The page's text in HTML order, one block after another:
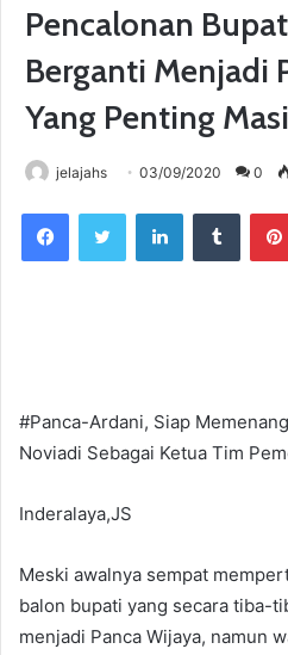
Pencalonan
Berganti Menjadi
Yang Penting
jelajahs 03/09/2020 0
#Panca-Ardani, Siap
Noviadi Sebagai Ketua Tim
Inderalaya,JS
Meski awalnya sempat
balon bupati yang secara tiba-
menjadi Panca Wijaya, namun